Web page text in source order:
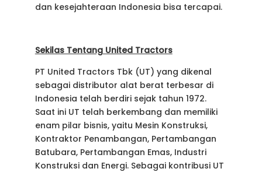
dan kesejahteraan Indonesia bisa tercapai.
Sekilas Tentang United Tractors
PT United Tractors Tbk (UT) yang dikenal
sebagai distributor alat berat terbesar di
Indonesia telah berdiri sejak tahun 1972.
Saat ini UT telah berkembang dan memiliki
enam pilar bisnis, yaitu Mesin Konstruksi,
Kontraktor Penambangan, Pertambangan
Batubara, Pertambangan Emas, Industri
Konstruksi dan Energi. Sebagai kontribusi UT